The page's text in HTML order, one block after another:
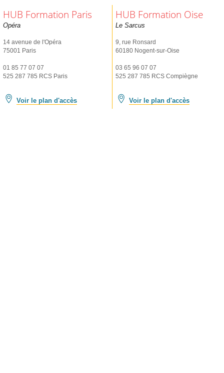
HUB Formation Paris
Opéra
14 avenue de l'Opéra
75001 Paris
01 85 77 07 07
525 287 785 RCS Paris
Voir le plan d'accès
HUB Formation Oise
Le Sarcus
9, rue Ronsard
60180 Nogent-sur-Oise
03 65 96 07 07
525 287 785 RCS Compiègne
Voir le plan d'accès